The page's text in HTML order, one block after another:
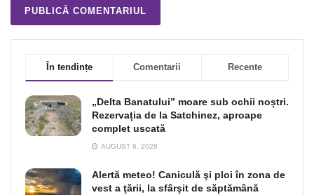
În tendințe Comentarii Recente
„Delta Banatului” moare sub ochii noștri.
Rezervația de la Satchinez, aproape
complet uscată
AUGUST 6, 2026
Alertă meteo! Caniculă şi ploi în zona de
vest a ţării, la sfârşit de săptămână